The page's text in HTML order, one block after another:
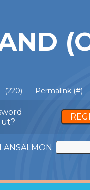
(220) - Permalink (#)